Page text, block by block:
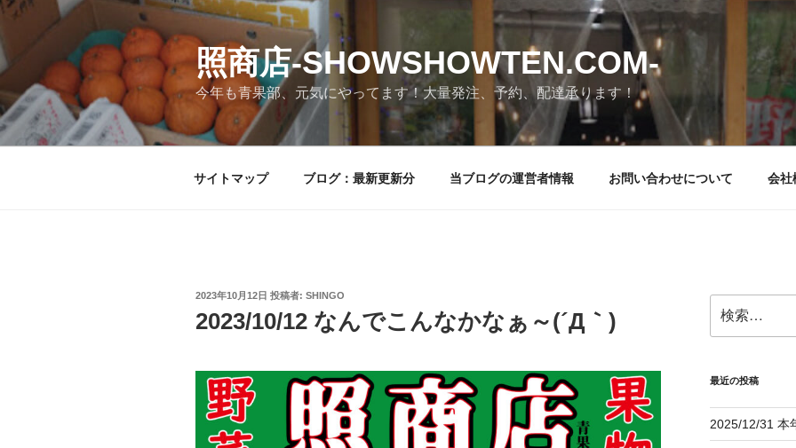
コ
テ
ン
ツ
へ
ス
照商店-SHOWSHOWTEN.COM-
今年も青果部、元気にやってます！大量発注、予約、配達承ります！
サイトマップ ブログ：最新更新分 当ブログの運営者情報 お問い合わせについて 会社
投
日:
2023年10月12日 投稿者: SHINGO
2023/10/12 なんでこんなかなぁ～(´Д｀)
索:
最近の投稿
2025/12/31 本